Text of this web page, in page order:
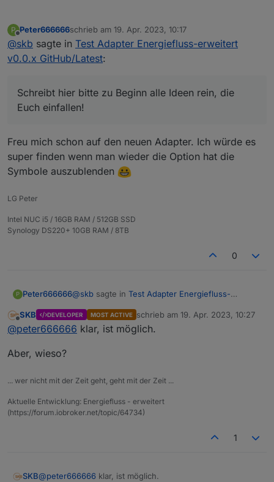
P
Offline
Peter666666schrieb am 19. Apr. 2023, 10:17
zuletzt editiert von
@skb sagte in Test Adapter Energiefluss-erweitert
v0.0.x GitHub/Latest:
Schreibt hier bitte zu Beginn alle Ideen rein, die
Euch einfallen!
Freu mich schon auf den neuen Adapter. Ich würde es
super finden wenn man wieder die Option hat die
Symbole auszublenden
LG Peter
Intel NUC i5 / 16GB RAM / 512GB SSD
Synology DS220+ 10GB RAM / 8TB
0
P Peter666666@skb sagte in Test Adapter Energiefluss-
Schreibt hier bitte zu Beginn alle Ideen rein,
Offline
SKB DEVELOPER MOST ACTIVE schrieb am19. Apr. 2023, 10:27
zuletzt editiert von
@peter666666 klar, ist möglich.
Aber, wieso?
... wer nicht mit der Zeit geht, geht mit der Zeit ...
Aktuelle Entwicklung: Energiefluss - erweitert
(https://forum.iobroker.net/topic/64734)
1
SKB@peter666666 klar, ist möglich.